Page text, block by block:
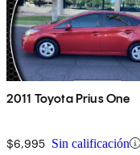
2011 Toyota Prius One
$6,995 Sin calificación